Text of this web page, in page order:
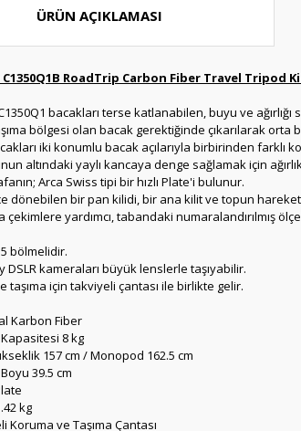
ÜRÜN AÇIKLAMASI
C1350Q1B RoadTrip Carbon Fiber Travel Tripod
bacakları terse katlanabilen, buyu ve
bölgesi olan bacak gerektiğinde çıkarılarak
iki konumlu bacak açılarıyla birbirinden
altındaki yaylı kancaya denge sağlamak için
Arca Swiss tipi bir hızlı Plate'i bulunur.
dönebilen bir pan kilidi, bir ana kilit ve topun
çekimlere yardımcı, tabandaki numaralandırılmış
bölmelidir.
DSLR kameraları büyük lenslerle taşıyabilir.
taşıma için takviyeli çantası ile birlikte gelir.
Karbon Fiber
Kapasitesi 8 kg
157 cm / Monopod 162.5 cm
39.5 cm
kg
Koruma ve Taşıma Çantası